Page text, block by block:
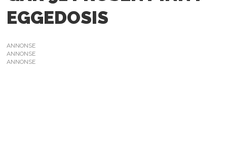
EGGEDOSIS
ANNONSE
ANNONSE
ANNONSE